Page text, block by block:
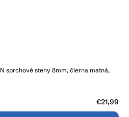
sprchové steny 8mm, čierna matná,
€21,99